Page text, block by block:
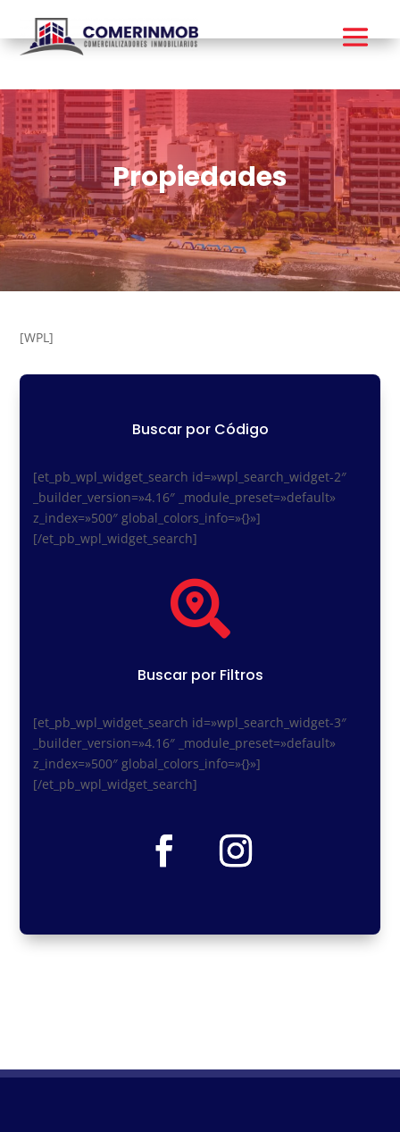
Propiedades
[WPL]
Buscar por Código
[et_pb_wpl_widget_search id=»wpl_search_widget-2″
_builder_version=»4.16″ _module_preset=»default»
z_index=»500″ global_colors_info=»{}»]
[/et_pb_wpl_widget_search]

Buscar por Filtros
[et_pb_wpl_widget_search id=»wpl_search_widget-3″
_builder_version=»4.16″ _module_preset=»default»
z_index=»500″ global_colors_info=»{}»]
[/et_pb_wpl_widget_search]